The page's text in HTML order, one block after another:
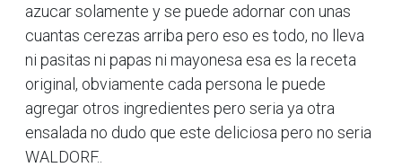
azucar solamente y se puede adornar con unas
cuantas cerezas arriba pero eso es todo, no lleva
ni pasitas ni papas ni mayonesa esa es la receta
original, obviamente cada persona le puede
agregar otros ingredientes pero seria ya otra
ensalada no dudo que este deliciosa pero no seria
WALDORF..